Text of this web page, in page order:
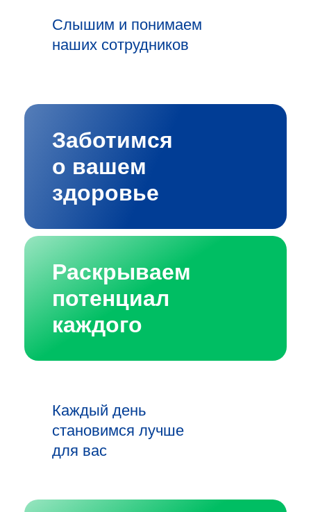
Слышим и понимаем
наших сотрудников
Заботимся
о вашем
здоровье
Раскрываем
потенциал
каждого
Каждый день
становимся лучше
для вас